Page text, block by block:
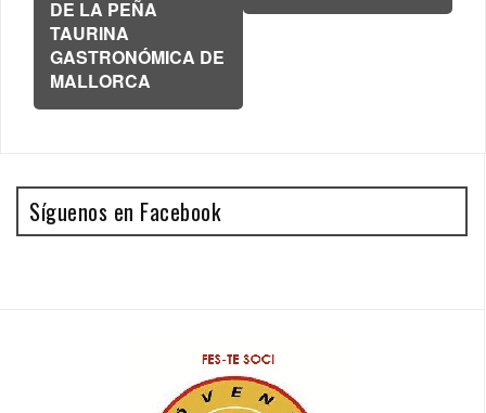
DE LA PEÑA
TAURINA
GASTRONÓMICA DE
MALLORCA
Síguenos en Facebook